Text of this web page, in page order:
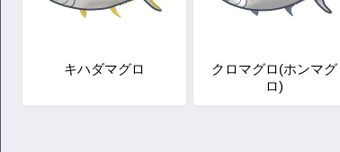
キハダマグロ
クロマグロ(ホンマグ
ロ)